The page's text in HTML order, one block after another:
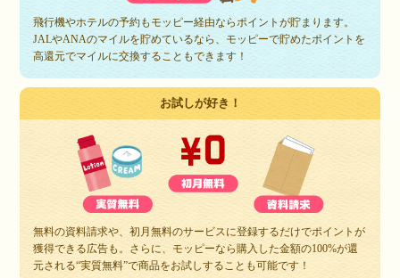
飛行機やホテルの予約もモッピー経由ならポイントが貯まります。
JALやANAのマイルを貯めているなら、モッピーで貯めたポイントを
高還元でマイルに交換することもできます！
お試しが好き！
無料の資料請求や、初月無料のサービスに登録するだけでポイントが
獲得できる広告も。さらに、モッピーなら購入した金額の100%が還
元される“実質無料”で商品をお試しすることも可能です！